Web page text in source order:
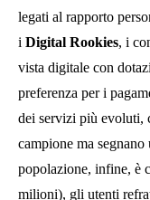
legati al rapporto
i Digital Rookies, i
vista digitale con
preferenza per i
dei servizi più evoluti,
campione ma
popolazione, infine, è
milioni), gli utenti